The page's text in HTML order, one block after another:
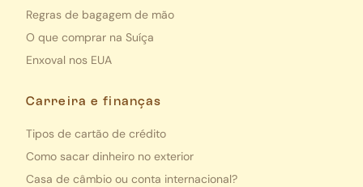
Regras de bagagem de mão
O que comprar na Suíça
Enxoval nos EUA
Carreira e finanças
Tipos de cartão de crédito
Como sacar dinheiro no exterior
Casa de câmbio ou conta internacional?